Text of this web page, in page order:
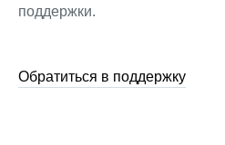
поддержки.
Обратиться в поддержку